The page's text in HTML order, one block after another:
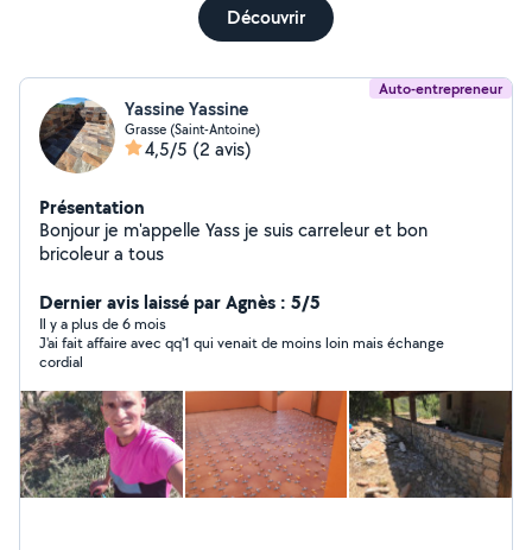
Découvrir
Auto-entrepreneur
Yassine Yassine
Grasse (Saint-Antoine)
4,5/5 (2 avis)
Présentation
Bonjour je m'appelle Yass je suis carreleur et bon
bricoleur a tous
Dernier avis laissé par Agnès : 5/5
Il y a plus de 6 mois
J'ai fait affaire avec qq'1 qui venait de moins loin mais échange
cordial